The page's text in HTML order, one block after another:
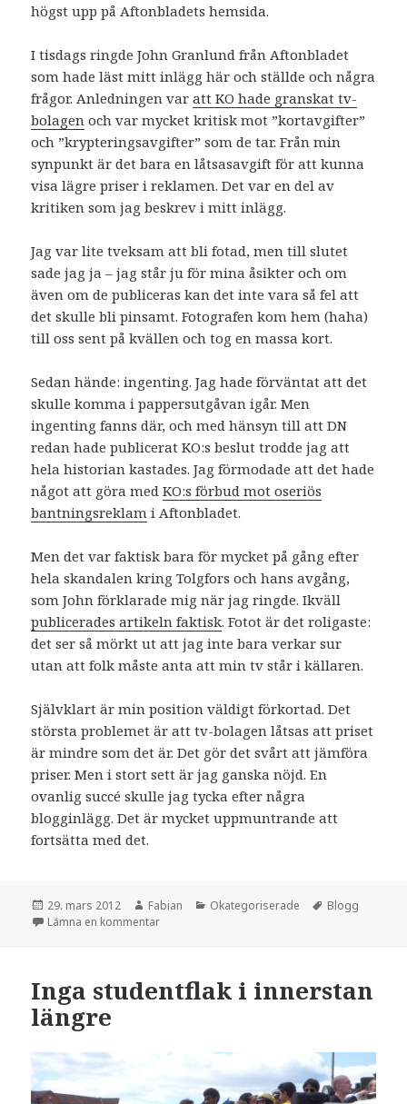
högst upp på Aftonbladets hemsida.
I tisdags ringde John Granlund från Aftonbladet
som hade läst mitt inlägg här och ställde och några
frågor. Anledningen varatt KO hade granskat tv-
bolagen och var mycket kritisk mot ”kortavgifter”
och ”krypteringsavgifter” som de tar. Från min
synpunkt är det bara en låtsasavgift för att kunna
visa lägre priser i reklamen. Det var en del av
kritiken som jag beskrev i mitt inlägg.
Jag var lite tveksam att bli fotad, men till slutet
sade jag ja – jag står ju för mina åsikter och om
även om de publiceras kan det inte vara så fel att
det skulle bli pinsamt. Fotografen kom hem (haha)
till oss sent på kvällen och tog en massa kort.
Sedan hände: ingenting. Jag hade förväntat att det
skulle komma i pappersutgåvan igår. Men
ingenting fanns där, och med hänsyn till att DN
redan hade publicerat KO:s beslut trodde jag att
hela historian kastades. Jag förmodade att det hade
något att göra medKO:s förbud mot oseriös
bantningsreklam i Aftonbladet.
Men det var faktisk bara för mycket på gång efter
hela skandalen kring Tolgfors och hans avgång,
som John förklarade mig när jag ringde. Ikväll
publicerades artikeln faktisk. Fotot är det roligaste:
det ser så mörkt ut att jag inte bara verkar sur
utan att folk måste anta att min tv står i källaren.
Självklart är min position väldigt förkortad. Det
största problemet är att tv-bolagen låtsas att priset
är mindre som det är. Det gör det svårt att jämföra
priser. Men i stort sett är jag ganska nöjd. En
ovanlig succé skulle jag tycka efter några
blogginlägg. Det är mycket uppmuntrande att
fortsätta med det.
Postat
29. mars 2012 Författare
Fabian Kategorier
Okategoriserade Taggar
Blogg
Lämna en kommentartill Hur jag hamnade på Aftonbladets hemsida
Inga studentflak i innerstan
längre